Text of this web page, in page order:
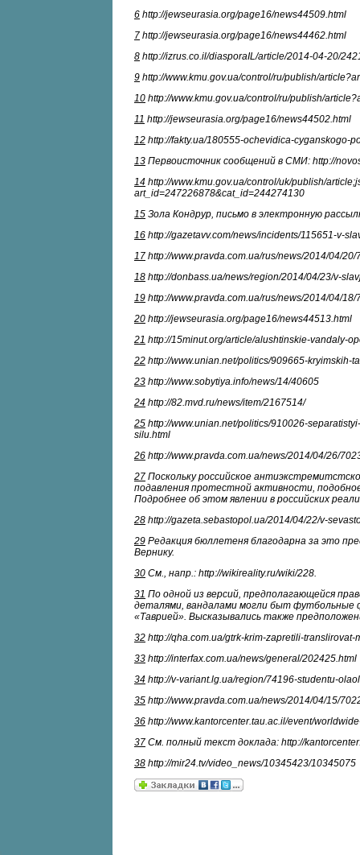
6 http://jewseurasia.org/page16/news44509.html
7 http://jewseurasia.org/page16/news44462.html
8 http://izrus.co.il/diasporaIL/article/2014-04-20/
9 http://www.kmu.gov.ua/control/ru/publish/
10 http://www.kmu.gov.ua/control/ru/publish/
11 http://jewseurasia.org/page16/news44502.html
12 http://fakty.ua/180555-ochevidica-cyganskogo-
13 Первоисточник сообщений в СМИ: http://
14 http://www.kmu.gov.ua/control/uk/publish/
art_id=247226878&cat_id=244274130
15 Зола Кондрур, письмо в электронную
16 http://gazetavv.com/news/incidents/115651-v-
17 http://www.pravda.com.ua/rus/news/2014/04/20/
18 http://donbass.ua/news/region/2014/04/23/v-
19 http://www.pravda.com.ua/rus/news/2014/04/18/
20 http://jewseurasia.org/page16/news44513.html
21 http://15minut.org/article/alushtinskie-vandaly-
22 http://www.unian.net/politics/909665-kryimskih-
23 http://www.sobytiya.info/news/14/40605
24 http://82.mvd.ru/news/item/2167514/
25 http://www.unian.net/politics/910026-
silu.html
26 http://www.pravda.com.ua/news/2014/04/26/
27 Поскольку российское
подавления протестной активности,
Подробнее об этом явлении в российских
28 http://gazeta.sebastopol.ua/2014/04/22/v-
29 Редакция бюллетеня благодарна за это
Вернику.
30 См., напр.: http://wikireality.ru/wiki/228.
31 По одной из версий, предполагающейся
деталями, вандалами могли быт футбольные
«Таврией». Высказывались также
32 http://qha.com.ua/gtrk-krim-zapretili-
33 http://interfax.com.ua/news/general/202425.html
34 http://v-variant.lg.ua/region/74196-studentu-
35 http://www.pravda.com.ua/news/2014/04/15/
36 http://www.kantorcenter.tau.ac.il/event/
37 См. полный текст доклада: http://
38 http://mir24.tv/video_news/10345423/10345075